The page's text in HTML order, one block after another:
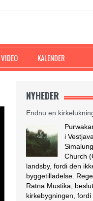
VIDEO KALENDER
NYHEDER
Endnu en
i
Church
landsby, fordi den
byggetilladelse.
Ratna Mustika,
kirkebygningen,